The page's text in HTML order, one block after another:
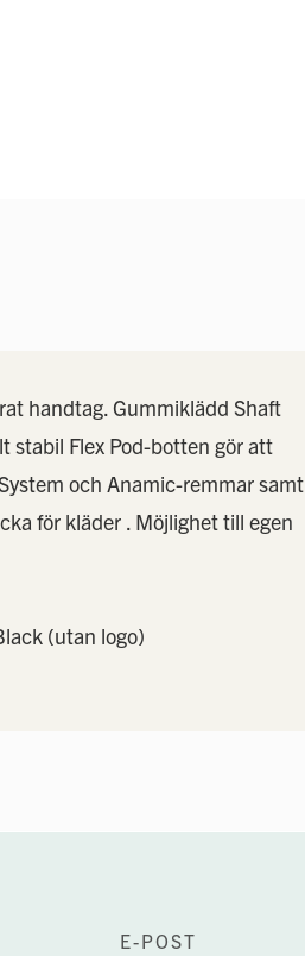
handtag. Gummiklädd Shaft
stabil Flex Pod-botten gör att
och Anamic-remmar samt
för kläder . Möjlighet till egen
(utan logo)
E-POST